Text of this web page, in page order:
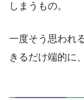
しまうもの。
一度そう思われ
きるだけ端的に